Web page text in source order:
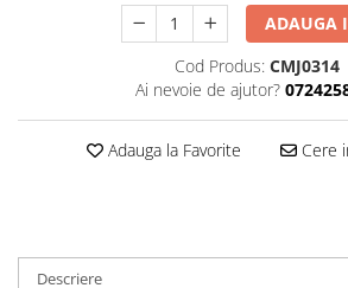
ADAUGA
Cod Produs: CMJ0314
Ai nevoie de ajutor?
Adauga la Favorite Cere
Descriere